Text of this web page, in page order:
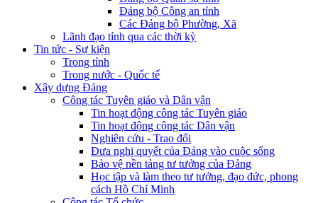
Đảng bộ Công an tỉnh
Các Đảng bộ Phường, Xã
Lãnh đạo tỉnh qua các thời kỳ
Tin tức - Sự kiện
Trong tỉnh
Trong nước - Quốc tế
Xây dựng Đảng
Công tác Tuyên giáo và Dân vận
Tin hoạt động công tác Tuyên giáo
Tin hoạt động công tác Dân vận
Nghiên cứu - Trao đổi
Đưa nghị quyết của Đảng vào cuộc sống
Bảo vệ nền tảng tư tưởng của Đảng
Học tập và làm theo tư tưởng, đạo đức, phong
cách Hồ Chí Minh